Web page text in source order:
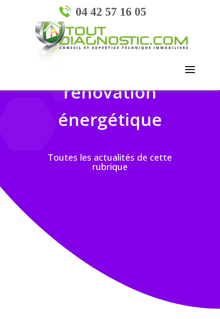
04 42 57 16 05
rénovation
énergétique
Toutes les actualités de cette
rubrique
La rénovation énergétique comprend
l’ensemble des techniques dans la
construction des établissements ayant
pour objectif de réduire la consommation...